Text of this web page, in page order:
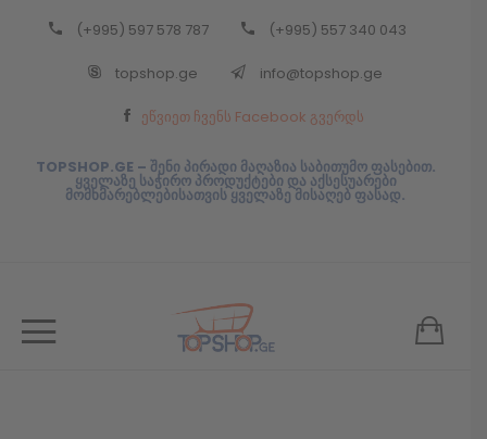
(+995) 597 578 787 (+995) 557 340 043
topshop.ge info@topshop.ge
ეწვიეთ ჩვენს Facebook გვერდს
TOPSHOP.GE – შენი პირადი მაღაზია საბითუმო ფასებით.
ყველაზე საჭირო პროდუქტები და აქსესუარები
მომხმარებლებისათვის ყველაზე მისაღებ ფასად.
Back